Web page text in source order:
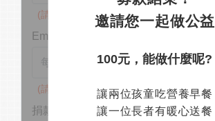
邀請您一起做公益
100元，能做什麼呢?
讓兩位孩童吃營養早餐
讓一位長者有暖心送餐
(請填寫真實姓名)
Email
(請填寫真實Email)
捐款支持